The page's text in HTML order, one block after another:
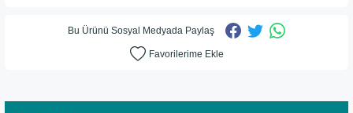
Bu Ürünü Sosyal Medyada Paylaş